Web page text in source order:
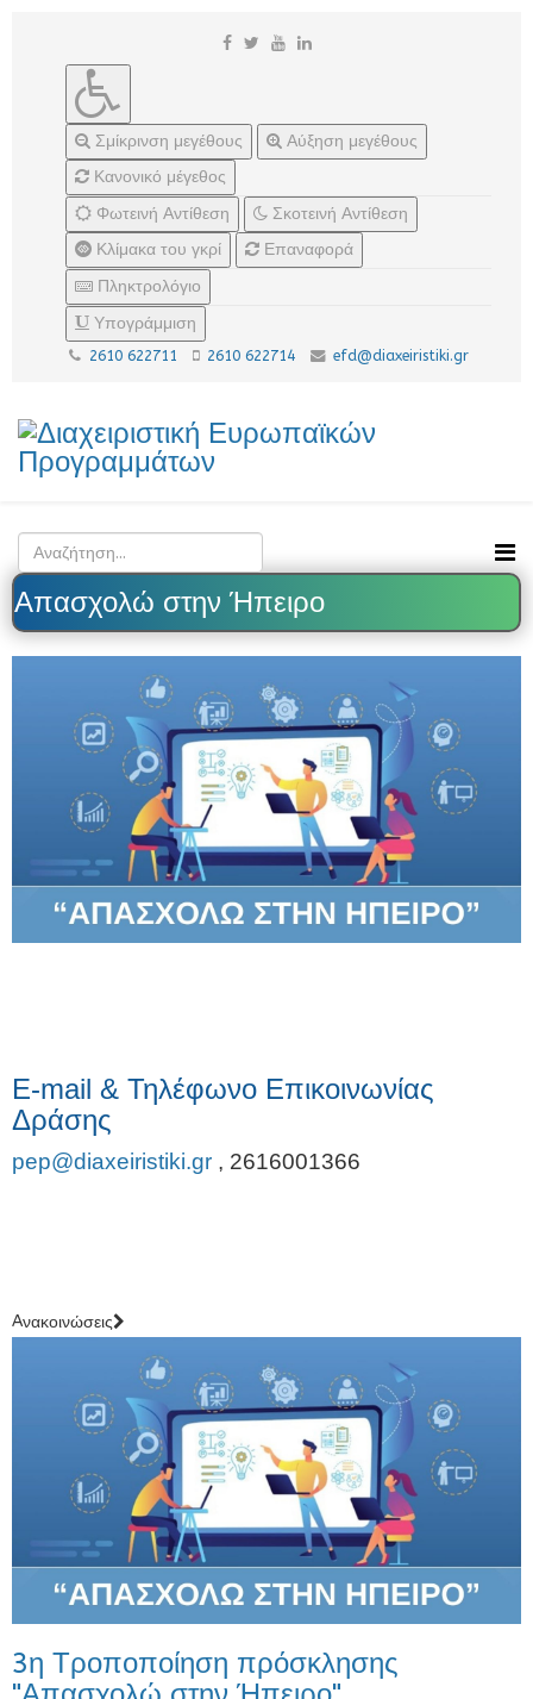
Σμίκρινση μεγέθους
Αύξηση μεγέθους
Κανονικό μέγεθος
Φωτεινή Αντίθεση
Σκοτεινή Αντίθεση
Κλίμακα του γκρί
Επαναφορά
Πληκτρολόγιο
Υπογράμμιση
2610 622711 2610 622714 efd@diaxeiristiki.gr
Απασχολώ στην Ήπειρο
E-mail & Τηλέφωνο Επικοινωνίας
Δράσης
pep@diaxeiristiki.gr , 2616001366
Aνακοινώσεις
3η Τροποποίηση πρόσκλησης